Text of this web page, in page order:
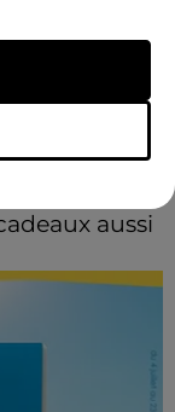
aussi